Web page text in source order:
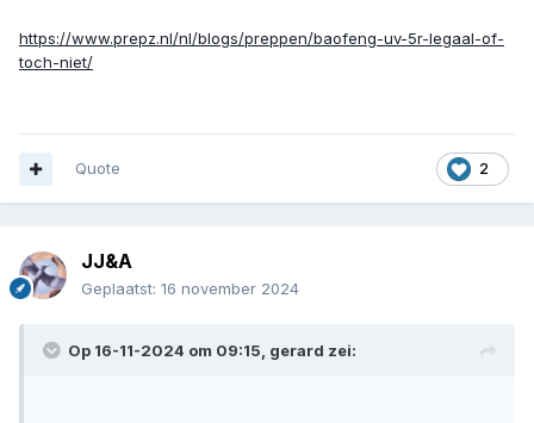
https://www.prepz.nl/nl/blogs/preppen/baofeng-uv-5r-legaal-of-
toch-niet/
2
Quote
JJ&A
Geplaatst: 16 november 2024
Op 16-11-2024 om 09:15, gerard zei: